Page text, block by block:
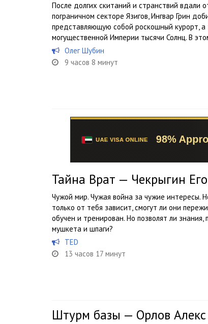
После долгих скитаний и странствий вдали
пограничном секторе Язигов, Ингвар Грин
представляющую собой роскошный курорт,
могущественной Империи тысячи Солнц. В
Олег Шубин
9 часов 8 минут
Тайна Врат — Чекрыгин
Чужой мир. Чужая война за чужие интересы.
только от тебя зависит, смогут ли они
обучен и тренирован. Но позволят ли
мушкета и шпаги?
TED
13 часов 17 минут
Штурм базы — Орлов Алекс